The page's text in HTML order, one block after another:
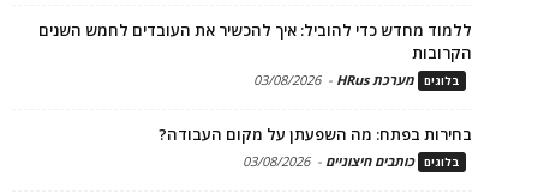
ללמוד מחדש כדי להוביל: איך להכשיר את העובדים לחמש השנים
הקרובות
בלוגים מערכת HRus -
03/08/2026
בחירות בפתח: מה השפעתן על מקום העבודה?
בלוגים כותבים חיצוניים -
03/08/2026